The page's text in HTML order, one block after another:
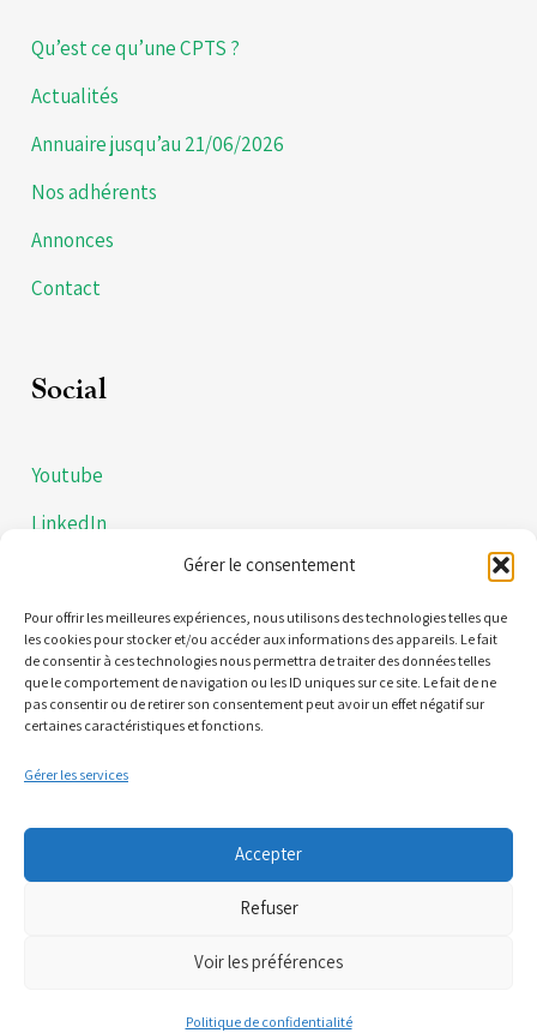
Gérer le consentement
Pour offrir les meilleures expériences, nous utilisons des technologies telles que
les cookies pour stocker et/ou accéder aux informations des appareils. Le fait
de consentir à ces technologies nous permettra de traiter des données telles
que le comportement de navigation ou les ID uniques sur ce site. Le fait de ne
pas consentir ou de retirer son consentement peut avoir un effet négatif sur
certaines caractéristiques et fonctions.
Gérer les services
Accepter
Refuser
Voir les préférences
Politique de confidentialité
Qu’est ce qu’une CPTS ?
Actualités
Annuaire jusqu’au 21/06/2026
Nos adhérents
Annonces
Contact
Social
Youtube
LinkedIn
Politiques de confidentialités
Mentions légales
(Nous ne sommes pas une plateforme de RDV)